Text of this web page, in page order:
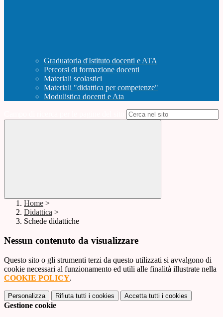
Graduatoria d'Istituto docenti e ATA
Percorsi di formazione docenti
Materiali scolastici
Materiali "didattica per competenze"
Modulistica docenti e Ata
Home >
Didattica >
Schede didattiche
Nessun contenuto da visualizzare
Questo sito o gli strumenti terzi da questo utilizzati si avvalgono di
cookie necessari al funzionamento ed utili alle finalità illustrate nella
COOKIE POLICY.
Personalizza Rifiuta tutti i cookies Accetta tutti i cookies
Gestione cookie